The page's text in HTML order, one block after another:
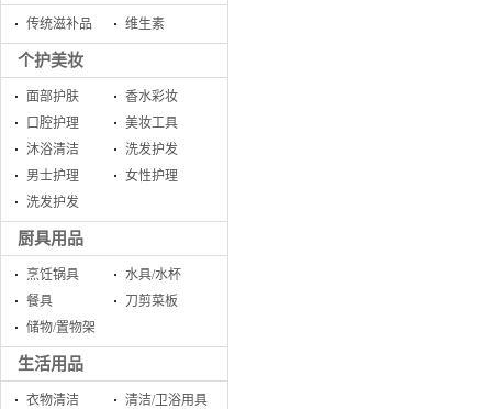
传统滋补品 维生素
个护美妆
面部护肤
香水彩妆
口腔护理
美妆工具
沐浴清洁
洗发护发
男士护理
女性护理
洗发护发
厨具用品
烹饪锅具
水具/水杯
餐具
刀剪菜板
储物/置物架
生活用品
衣物清洁
清洁/卫浴用具